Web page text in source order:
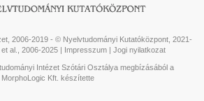
2006-2019 - © Nyelvtudományi Kutatóközpont, 2021-
al., 2006-2025 | Impresszum| Jogi nyilatkozat
Intézet Szótári Osztálya megbízásából a
MorphoLogic Kft. készítette